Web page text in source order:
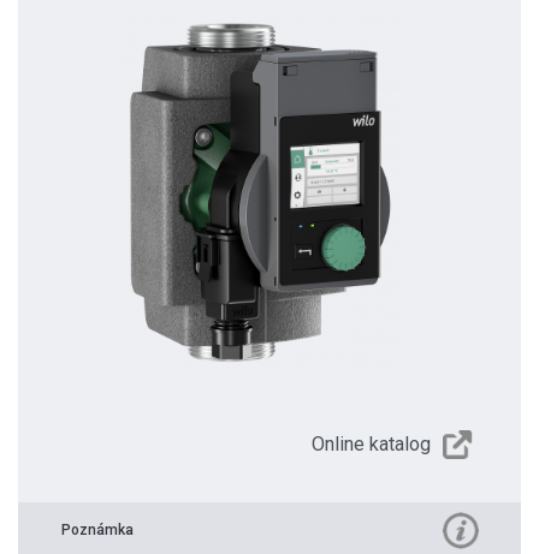
Online katalog
Poznámka